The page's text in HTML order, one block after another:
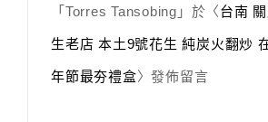
「 Torres Tansobing 」於〈台南
生老店 本土9號花生 純炭火翻炒
年節最夯禮盒〉發佈留言